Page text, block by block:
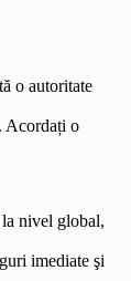
o autoritate
Acordați o
nivel global,
imediate şi